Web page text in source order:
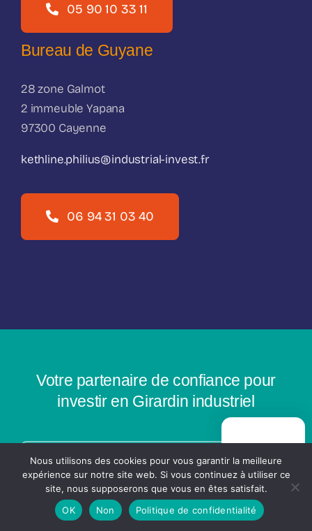
05 90 10 33 11
Bureau de Guyane
28 zone Galmot
2 immeuble Yapana
97300 Cayenne
kethline.philius@industrial-invest.fr
06 94 31 03 40
Votre partenaire de confiance pour
investir en Girardin industriel
Télécharger notre brochure RENDEZ-VOUS
Nous utilisons des cookies pour vous garantir la meilleure
expérience sur notre site web. Si vous continuez à utiliser ce
site, nous supposerons que vous en êtes satisfait.
OK
Non Politique de confidentialité